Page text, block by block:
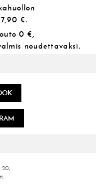
7,90 €.
0 €,
noudettavaksi.
20,